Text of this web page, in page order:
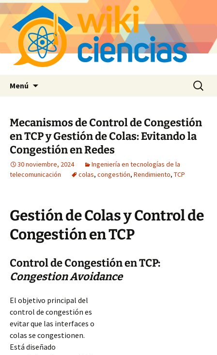
Menú Buscar:
Mecanismos de Control de Congestión
en TCP y Gestión de Colas: Evitando la
Congestión en Redes
30 noviembre, 2024
Ingeniería en tecnologías de la
telecomunicación
colas, congestión, Rendimiento, TCP
Gestión de Colas y Control de
Congestión en TCP
Control de Congestión en TCP:
Congestion Avoidance
El objetivo principal del
control de congestión es
evitar que las interfaces o
colas se congestionen.
Está diseñado